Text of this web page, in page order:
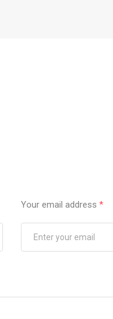
Your email address *